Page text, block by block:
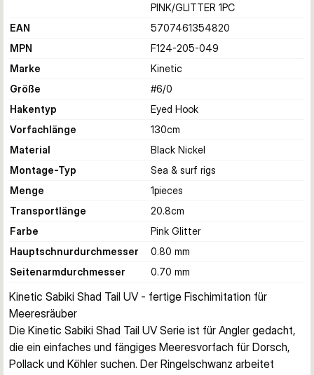
PINK/GLITTER 1PC
EAN
5707461354820
MPN
F124-205-049
Marke
Kinetic
Größe
#6/0
Hakentyp
Eyed Hook
Vorfachlänge
130cm
Material
Black Nickel
Montage-Typ
Sea & surf rigs
Menge
1pieces
Transportlänge
20.8cm
Farbe
Pink Glitter
Hauptschnurdurchmesser
0.80 mm
Seitenarmdurchmesser
0.70 mm
Kinetic Sabiki Shad Tail UV - fertige Fischimitation für
Meeresräuber
Die Kinetic Sabiki Shad Tail UV Serie ist für Angler gedacht,
die ein einfaches und fängiges Meeresvorfach für Dorsch,
Pollack und Köhler suchen. Der Ringelschwanz arbeitet